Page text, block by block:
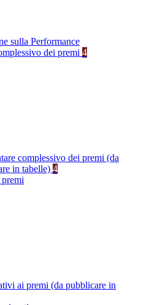
sulla Performance
dei premi 4
complessivo dei premi (da
in tabelle) 4
ai premi (da pubblicare in